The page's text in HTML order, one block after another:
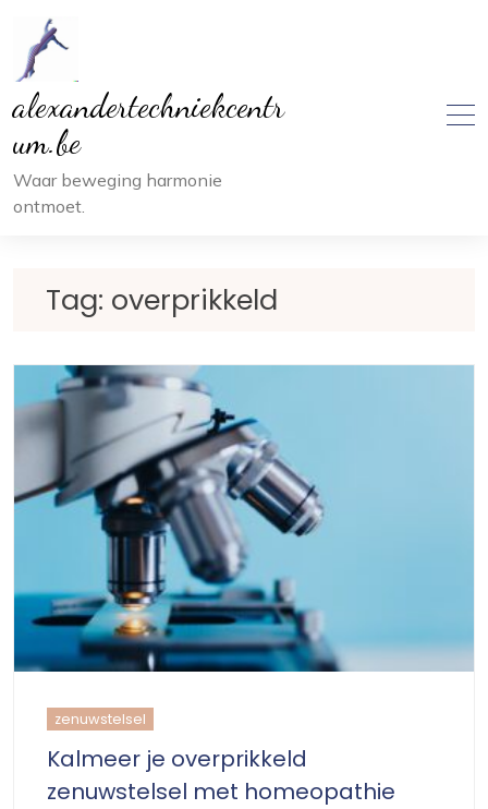
inhoud
alexandertechniekcentr
um.be
Waar beweging harmonie
ontmoet.
Tag: overprikkeld
zenuwstelsel
Kalmeer je overprikkeld
zenuwstelsel met homeopathie